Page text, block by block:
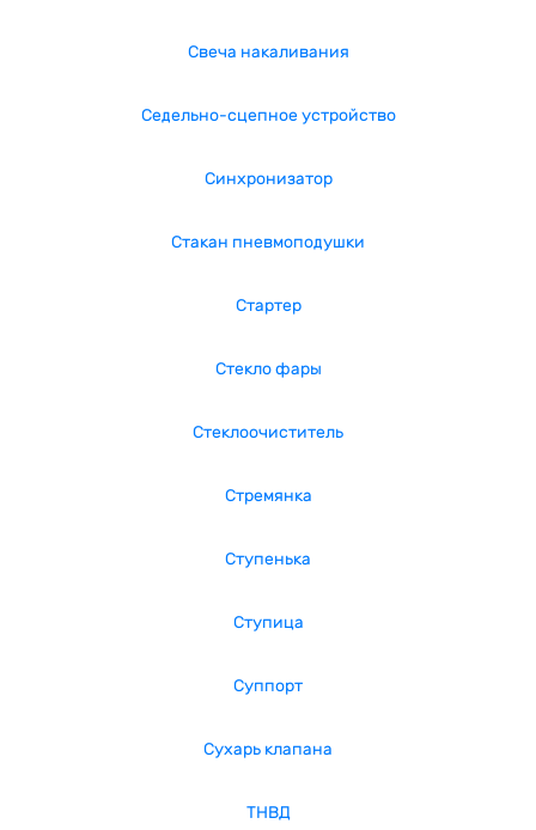
Свеча накаливания
Седельно-сцепное устройство
Синхронизатор
Стакан пневмоподушки
Стартер
Стекло фары
Стеклоочиститель
Стремянка
Ступенька
Ступица
Суппорт
Сухарь клапана
ТНВД